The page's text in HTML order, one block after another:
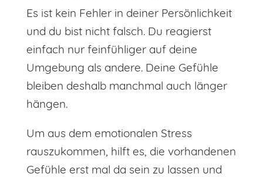
Es ist kein Fehler in deiner Persönlichkeit
und du bist nicht falsch. Du reagierst
einfach nur feinfühliger auf deine
Umgebung als andere. Deine Gefühle
bleiben deshalb manchmal auch länger
hängen.
Um aus dem emotionalen Stress
rauszukommen, hilft es, die vorhandenen
Gefühle erst mal da sein zu lassen und